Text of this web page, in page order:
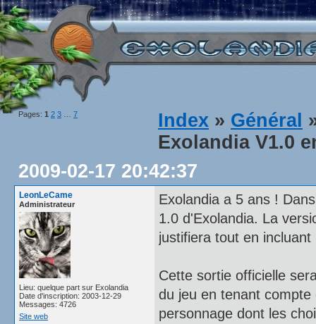
Pages: 1 2 3 7 Index » Général
Exolandia V1.0
2009-02-17 20:42:37
LeonLeCame
Administrateur
Lieu: quelque part sur Exolandia
Date d'inscription: 2003-12-29
Messages: 4726
Site web
Exolandia a 5 ans !
1.0 d'Exolandia. La
justifiera tout en
Cette sortie officielle
du jeu en tenant
personnage dont les